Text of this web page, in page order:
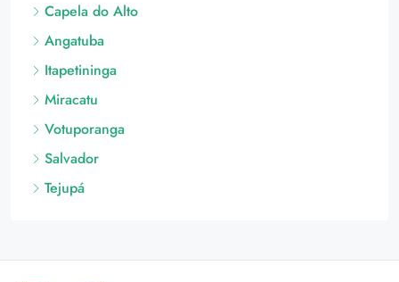
Capela do Alto
Angatuba
Itapetininga
Miracatu
Votuporanga
Salvador
Tejupá